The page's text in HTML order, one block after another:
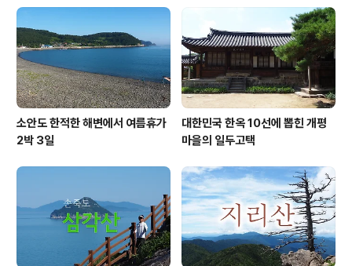
많은데 이들을 재치고 유명세를 이어가고 있는 곳입니다.
한 그루의 나무 때문에 바꿘 사랑산이란 이름 때문에... 이
곳과 비슷하게 무명산에서 이름을 지어 전국구 명산이 된
곳 중 가평의 연인산도 있습니다. 사랑산은 ..
소안도 한적한 해변에서 여름휴가
2박 3일
대한민국 한옥 10선에 뽑힌 개평
마을의 일두고택